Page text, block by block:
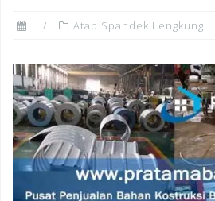
Atap Spandek Lengkung